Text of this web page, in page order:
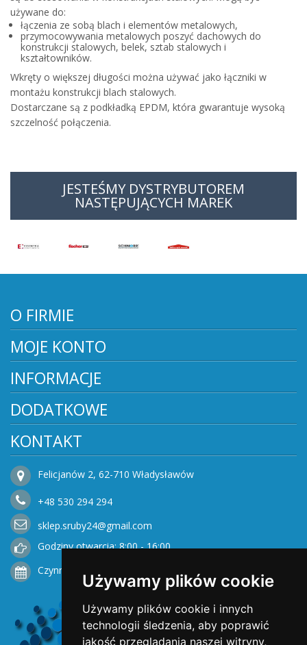
Używamy plików cookie
Używamy plików cookie i innych
technologii śledzenia, aby poprawić
jakość przeglądania naszej witryny,
używane do:
łączenia ze sobą blach i elementów metalowych,
przymocowywania metalowych poszyć dachowych do
konstrukcji stalowych, belek, sztab stalowych i
kształtowników.
Wkręty o większej długości można używać jako łączniki w
montażu konstrukcji blach stalowych.
Dostarczane są z podkładką EPDM, która gwarantuje wysoką
szczelność połączenia.
JESTEŚMY DYSTRYBUTOREM
NASTĘPUJĄCYCH MAREK
O FIRMIE
MOJE KONTO
INFORMACJE
DODATKOWE
KONTAKT
Felicjanów 2, 62-710 Władysławów
+48 530 294 294
sklep.sruby24@gmail.com
Godziny otwarcia: 8:00 - 16:00
Czynne od Poniedziałku do Piątku